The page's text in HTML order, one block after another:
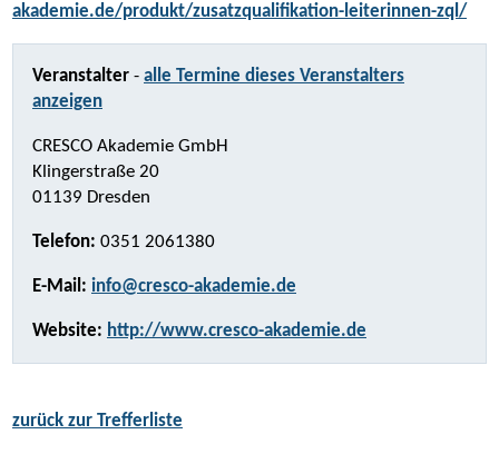
akademie.de/produkt/zusatzqualifikation-leiterinnen-zql/
Veranstalter - alle Termine dieses Veranstalters
anzeigen
CRESCO Akademie GmbH
Klingerstraße 20
01139 Dresden
Telefon: 0351 2061380
E-Mail: info@cresco-akademie.de
Website: http://www.cresco-akademie.de
zurück zur Trefferliste